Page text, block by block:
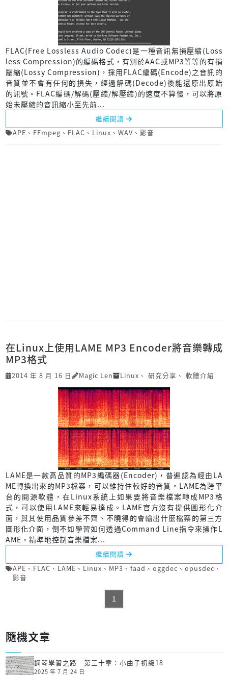
FLAC(Free Lossless Audio Codec)是一種音訊無損壓縮(Loss
less Compression)的編碼格式，有別於AAC或MP3等等的有損
壓縮(Lossy Compression)，採用FLAC編碼(Encode)之音訊的
音質並不會有任何的損失，經過解碼(Decode)後能還原出原始
的訊號。FLAC編碼/解碼(壓縮/解壓縮)的速度不算慢，可以將原
始未壓縮的音訊縮小至先前...
繼續閱讀
APE 、 FFmpeg 、 FLAC 、 Linux 、 WAV 、 影音
在Linux上使用LAME MP3 Encoder將音樂轉成
MP3格式
2014 年 8 月 16 日 Magic Len Linux 、 研究分享 、 軟體介紹
LAME是一款高品質的MP3編碼器(Encoder)，普遍認為經由LA
ME轉換出來的MP3檔案，可以維持住較好的音質。LAME為跨平
台的開源軟體，在Linux系統上如果要將音樂檔案轉成MP3格
式，可以使用LAME來輕易達成。LAME官方沒有提供圖形化介
面，與其使用品質參差不齊、不曉得的會輸出什麼檔案的第三方
圖形化介面，倒不如學習如何透過Command Line指令來操作L
AME，精準地控制音樂檔案...
繼續閱讀
APE 、 FLAC 、 LAME 、 Linux 、 MP3 、 faad 、 oggdec 、 opusdec 、
影音
1
隨機文章
鋼琴學習之路─第三十章：小曲子初級18
2025 年 7 月 24 日